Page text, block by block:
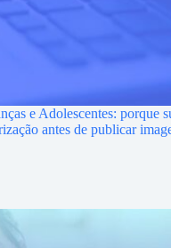
e Adolescentes: porque
antes de publicar